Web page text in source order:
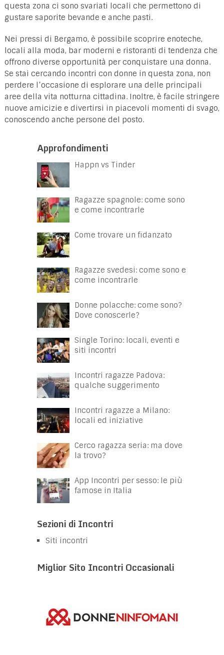
questa zona ci sono svariati locali che permettono di
gustare saporite bevande e anche pasti.
Nei pressi di Bergamo, è possibile scoprire enoteche,
locali alla moda, bar moderni e ristoranti di tendenza che
offrono diverse opportunità per conquistare una donna.
Se stai cercando incontri con donne in questa zona, non
perdere l’occasione di esplorare una delle principali
aree della vita notturna cittadina. Inoltre, è facile stringere
nuove amicizie e divertirsi in piacevoli momenti di svago,
conoscendo anche persone del posto.
Approfondimenti
Happn vs Tinder
Ragazze spagnole: come sono
e come incontrarle
Come trovare un fidanzato
Ragazze svedesi: come sono e
come incontrarle
Donne polacche: come sono?
Dove conoscerle?
Single Torino: locali, eventi e
siti incontri
Incontri ragazze Padova:
qualche suggerimento
Incontri ragazze a Milano:
locali ed iniziative
Cerco ragazza seria: ma dove
la trovo?
App Incontri per sesso: le più
famose in Italia
Sezioni di Incontri
Siti incontri
Miglior Sito Incontri Occasionali